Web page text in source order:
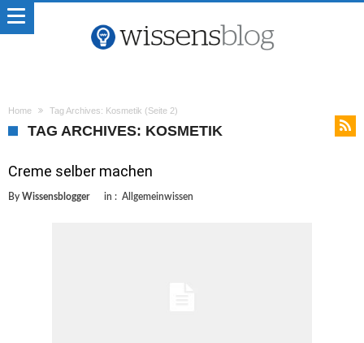
Home Tag Archives: Kosmetik (Seite 2)
TAG ARCHIVES: KOSMETIK
Creme selber machen
By Wissensblogger in : Allgemeinwissen